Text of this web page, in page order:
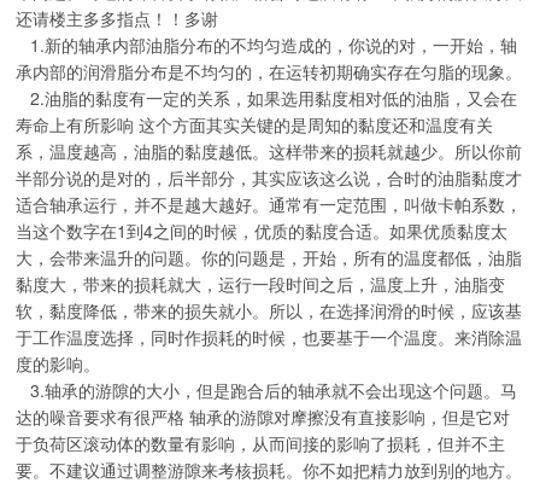
还请楼主多多指点！！多谢
1.新的轴承内部油脂分布的不均匀造成的，你说的对，一开始，轴
承内部的润滑脂分布是不均匀的，在运转初期确实存在匀脂的现象。
2.油脂的黏度有一定的关系，如果选用黏度相对低的油脂，又会在
寿命上有所影响 这个方面其实关键的是周知的黏度还和温度有关
系，温度越高，油脂的黏度越低。这样带来的损耗就越少。所以你前
半部分说的是对的，后半部分，其实应该这么说，合时的油脂黏度才
适合轴承运行，并不是越大越好。通常有一定范围，叫做卡帕系数，
当这个数字在1到4之间的时候，优质的黏度合适。如果优质黏度太
大，会带来温升的问题。你的问题是，开始，所有的温度都低，油脂
黏度大，带来的损耗就大，运行一段时间之后，温度上升，油脂变
软，黏度降低，带来的损失就小。所以，在选择润滑的时候，应该基
于工作温度选择，同时作损耗的时候，也要基于一个温度。来消除温
度的影响。
3.轴承的游隙的大小，但是跑合后的轴承就不会出现这个问题。马
达的噪音要求有很严格 轴承的游隙对摩擦没有直接影响，但是它对
于负荷区滚动体的数量有影响，从而间接的影响了损耗，但并不主
要。不建议通过调整游隙来考核损耗。你不如把精力放到别的地方。